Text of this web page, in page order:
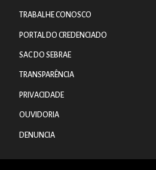
TRABALHE CONOSCO
PORTAL DO CREDENCIADO
SAC DO SEBRAE
TRANSPARÊNCIA
PRIVACIDADE
OUVIDORIA
DENUNCIA